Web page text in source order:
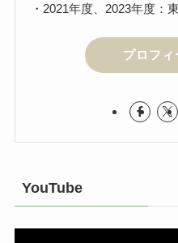
・2021年度、2023年度：
プロフィ
YouTube